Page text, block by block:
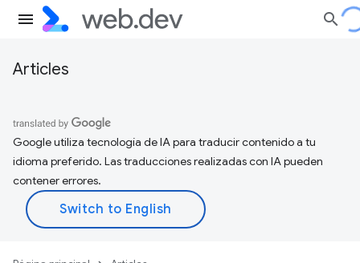
Articles
Google utiliza tecnología de IA para traducir contenido a tu
idioma preferido. Las traducciones realizadas con IA pueden
contener errores.